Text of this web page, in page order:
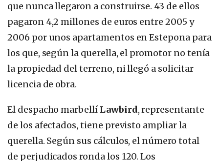
que nunca llegaron a construirse. 43 de ellos
pagaron 4,2 millones de euros entre 2005 y
2006 por unos apartamentos en Estepona para
los que, según la querella, el promotor no tenía
la propiedad del terreno, ni llegó a solicitar
licencia de obra.
El despacho marbellí Lawbird, representante
de los afectados, tiene previsto ampliar la
querella. Según sus cálculos, el número total
de perjudicados ronda los 120. Los